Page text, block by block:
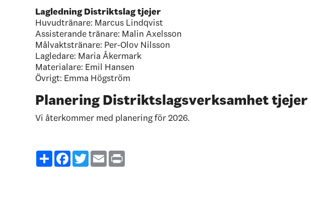
Lagledning Distriktslag tjejer
Huvudtränare: Marcus Lindqvist
Assisterande tränare: Malin Axelsson
Målvaktstränare: Per-Olov Nilsson
Lagledare: Maria Åkermark
Materialare: Emil Hansen
Övrigt: Emma Högström
Planering Distriktslagsverksamhet tjejer
Vi återkommer med planering för 2026.
ShareFacebook
TwitterEmail